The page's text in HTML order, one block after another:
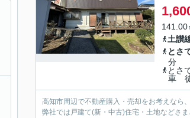
141.00
土讃
とさ
分
とさ
車
高知市周辺で不動産購入・売却をお考えなら
弊社では戸建て(新・中古)住宅・土地などさ